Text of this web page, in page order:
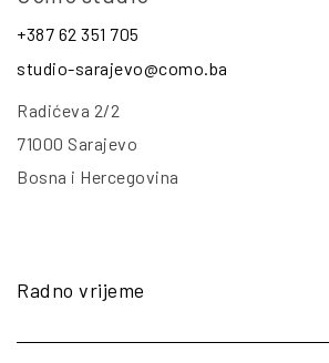
+387 62 351 705
studio-sarajevo@como.ba
Radićeva 2/2
71000 Sarajevo
Bosna i Hercegovina
Radno vrijeme